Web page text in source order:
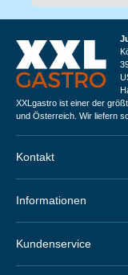
XXLgastro ist einer der
und Österreich. Wir liefern
Kontakt
Informationen
Kundenservice